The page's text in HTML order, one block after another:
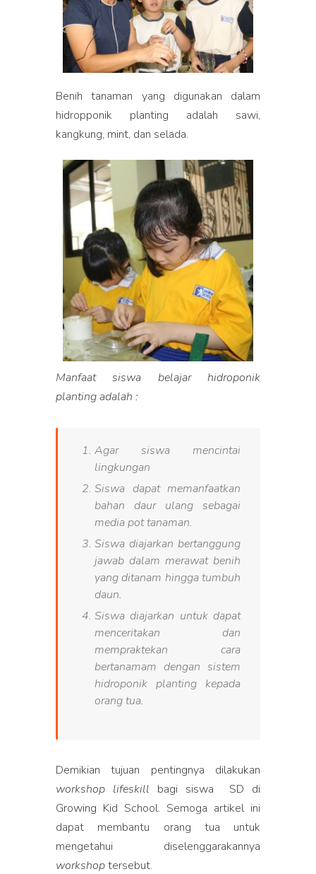
Benih tanaman yang digunakan dalam
hidropponik planting adalah sawi,
kangkung, mint, dan selada.
Manfaat siswa belajar hidroponik
planting adalah :
Agar siswa mencintai
lingkungan
Siswa dapat memanfaatkan
bahan daur ulang sebagai
media pot tanaman.
Siswa diajarkan bertanggung
jawab dalam merawat benih
yang ditanam hingga tumbuh
daun.
Siswa diajarkan untuk dapat
menceritakan dan
mempraktekan cara
bertanamam dengan sistem
hidroponik planting kepada
orang tua.
Demikian tujuan pentingnya dilakukan
workshop lifeskill bagi siswa SD di
Growing Kid School. Semoga artikel ini
dapat membantu orang tua untuk
mengetahui diselenggarakannya
workshoptersebut.